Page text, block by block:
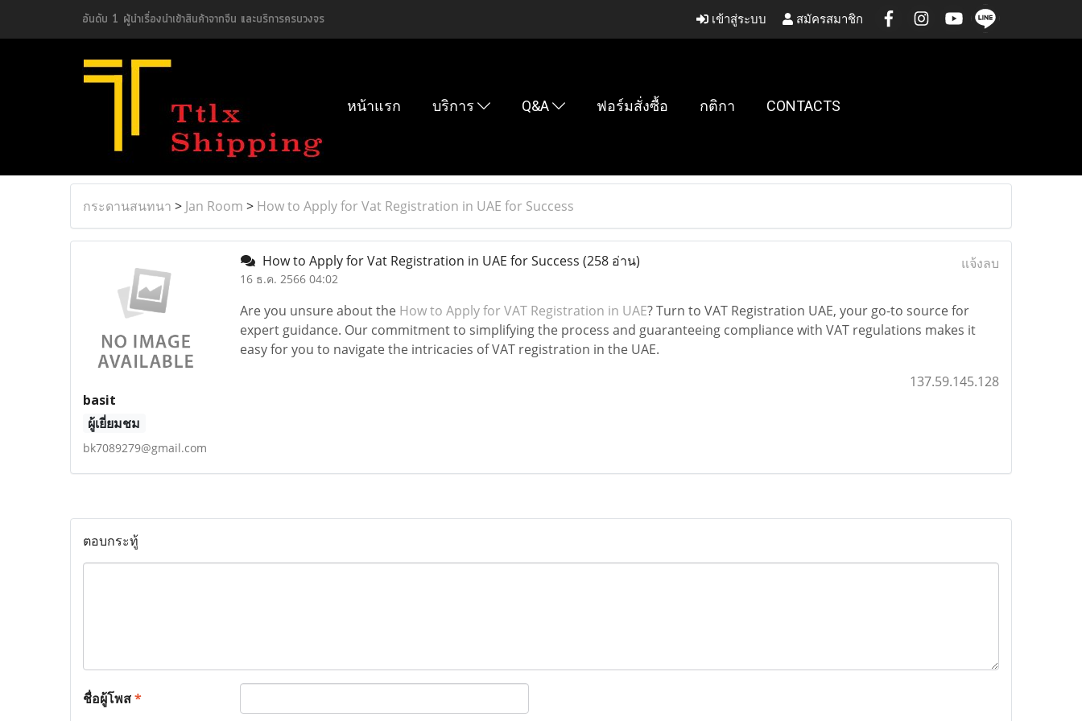
อันดับ 1 ผู้นำเรื่องนำเข้าสินค้าจากจีน และบริการครบวงจร เข้าสู่ระบบ สมัครสมาชิก
หน้าแรก บริการ Q&A ฟอร์มสั่งซื้อ กติกา CONTACTS
กระดานสนทนา > Jan Room > How to Apply for Vat Registration in UAE for Success
basit
ผู้เยี่ยมชม
bk7089279@gmail.com
How to Apply for Vat Registration in UAE for Success (258 อ่าน)
16 ธ.ค. 2566 04:02
แจ้งลบ
Are you unsure about the How to Apply for VAT Registration in UAE? Turn to VAT Registration UAE, your go-to source for
expert guidance. Our commitment to simplifying the process and guaranteeing compliance with VAT regulations makes it
easy for you to navigate the intricacies of VAT registration in the UAE.
137.59.145.128
ตอบกระทู้
ชื่อผู้โพส*